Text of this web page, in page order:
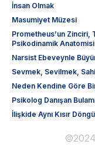
İnsan Olmak
Masumiyet Müzesi
Prometheus’un Zinciri,
Psikodinamik Anatomisi
Narsist Ebeveynle
Sevmek, Sevilmek,
Neden Kendine Göre
Psikolog Danışan
İlişkide Aynı Kısır